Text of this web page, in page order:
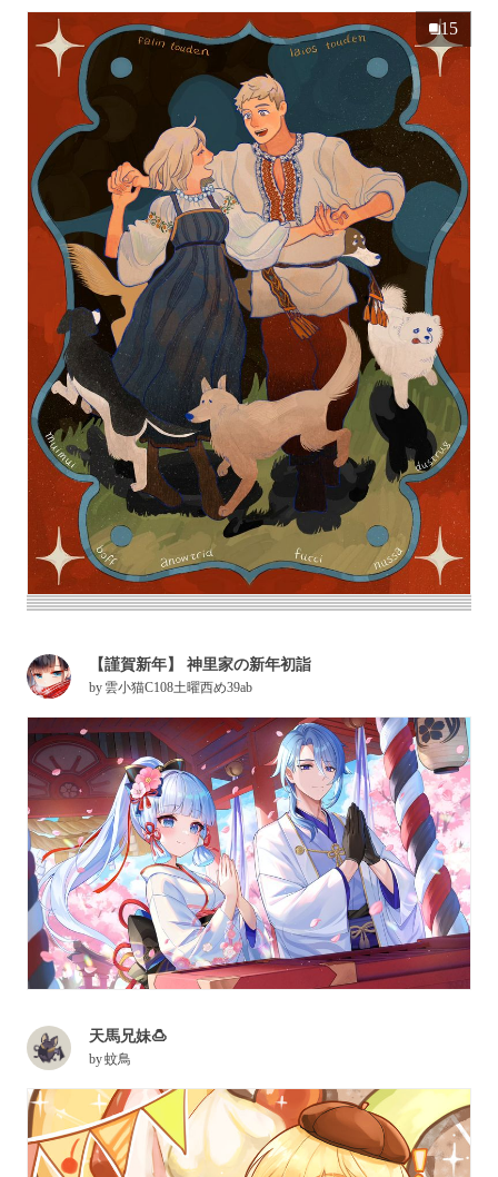
15
【謹賀新年】 神里家の新年初詣
by 雲小猫C108土曜西め39ab
天馬兄妹🍮
by蚊鳥